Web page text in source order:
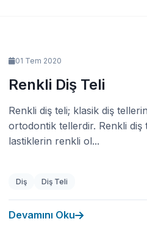
01 Tem 2020
Renkli Diş Teli
Renkli diş teli; klasik diş
ortodontik tellerdir. Renkli
lastiklerin renkli ol...
Diş Diş Teli
Devamını Oku